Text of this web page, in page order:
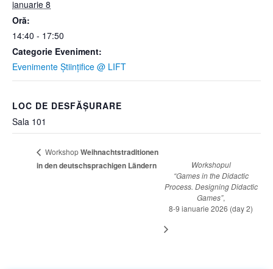
ianuarie 8
Oră:
14:40 - 17:50
Categorie Eveniment:
Evenimente Științifice @ LIFT
LOC DE DESFĂȘURARE
Sala 101
WorkshopWeihnachtstraditionen
in den deutschsprachigen Ländern
Workshopul
“Games in the Didactic
Process. Designing Didactic
Games”,
8-9 ianuarie 2026 (day 2)